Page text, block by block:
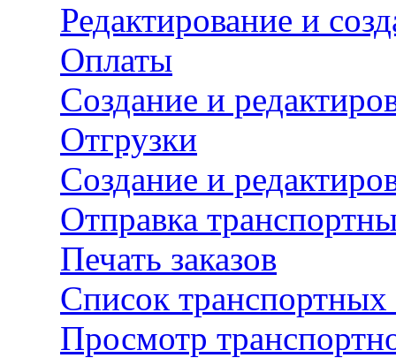
Редактирование и
Оплаты
Создание и
Отгрузки
Создание и
Отправка
Печать заказов
Список транспортных
Просмотр